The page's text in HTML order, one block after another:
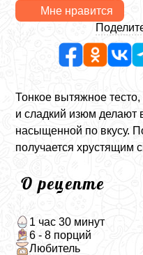
Мне нравится
Тонкое вытяжное
и сладкий изюм делают
насыщенной по вкусу.
получается хрустящим
О рецепте
1 час 30 минут
6 - 8 порций
Любитель